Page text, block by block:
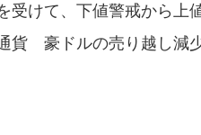
受けて、下値警戒から上
貨 豪ドルの売り越し減